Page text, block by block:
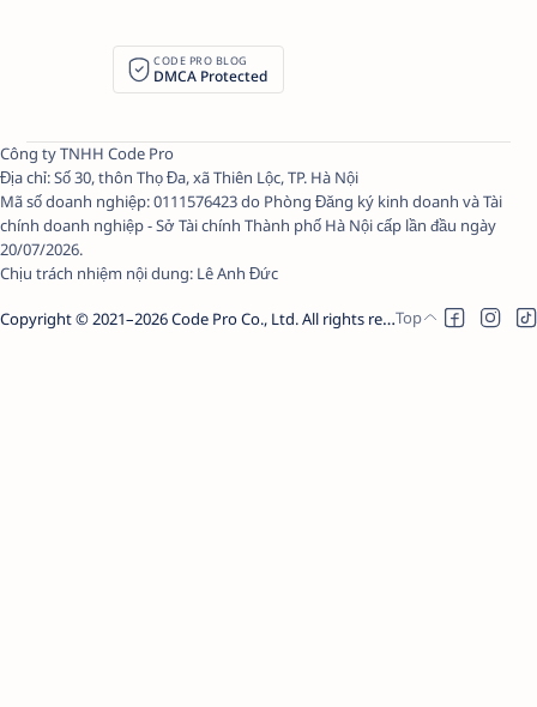
CODE PRO BLOG
DMCA Protected
Công ty TNHH Code Pro
Địa chỉ: Số 30, thôn Thọ Đa, xã Thiên Lộc, TP. Hà Nội
Mã số doanh nghiệp: 0111576423 do Phòng Đăng ký kinh doanh và Tài
chính doanh nghiệp - Sở Tài chính Thành phố Hà Nội cấp lần đầu ngày
20/07/2026.
Chịu trách nhiệm nội dung: Lê Anh Đức
Copyright © 2021–2026Code Pro Co., Ltd.All rights reserved.